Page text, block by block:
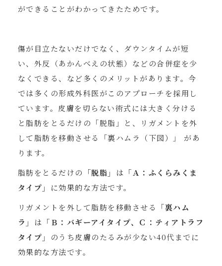
ができることがわかってきたためです。
傷が目立たないだけでなく、ダウンタイムが短
い、外反（あかんべえの状態）などの合併症を少
なくできる、など多くのメリットがあります。今
では多くの形成外科医がこのアプローチを採用し
ています。皮膚を切らない術式には大きく分ける
と脂肪をとるだけの「脱脂」と、リガメントを外
して脂肪を移動させる「裏ハムラ（下図）」 があ
ります。
脂肪をとるだけの
「脱脂」 は 「Ａ：ふくらみくま
タイプ」
に効果的な方法です。
リガメントを外して脂肪を移動させる
「裏ハム
ラ」
は 「Ｂ：バギーアイタイプ、Ｃ：ティアトラフ
タイプ」
のうち皮膚のたるみが少ない40代までに
効果的な方法です。